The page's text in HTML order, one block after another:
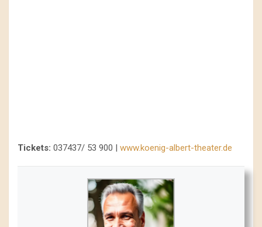
Tickets: 037437/ 53 900 | www.koenig-albert-theater.de